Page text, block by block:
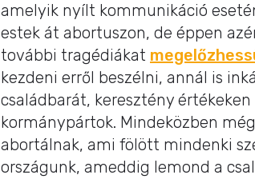
amelyik nyílt kommunikáció
estek át abortuszon, de éppen
további tragédiákat
kezdeni erről beszélni, annál is
családbarát, keresztény
kormánypártok. Mindeközben
abortálnak, ami fölött mindenki
országunk, ameddig lemond a